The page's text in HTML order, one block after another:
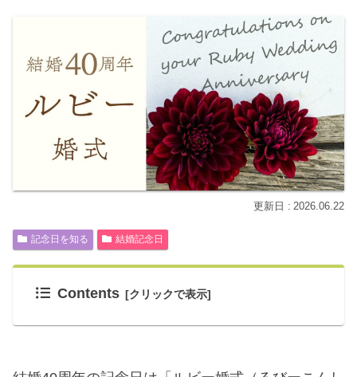
2026.06.22
記念日を知る 結婚記念日
Contents